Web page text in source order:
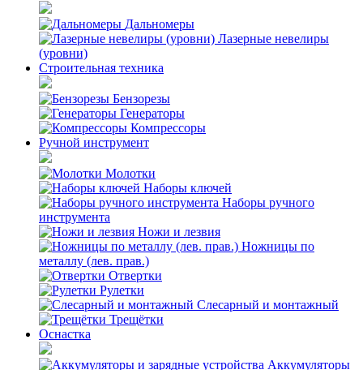
Дальномеры
Лазерные невелиры
(уровни)
Строительная техника
Бензорезы
Генераторы
Компрессоры
Ручной инструмент
Молотки
Наборы ключей
Наборы ручного
инструмента
Ножи и лезвия
Ножницы по
металлу (лев. прав.)
Отвертки
Рулетки
Слесарный и монтажный
Трещётки
Оснастка
Аккумуляторы